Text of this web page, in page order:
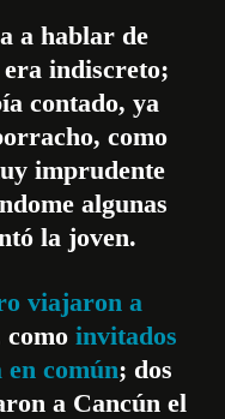
a hablar de
era indiscreto;
contado, ya
como
imprudente
algunas
la joven.
viajaron a
comoinvitados
en común; dos
a Cancún el